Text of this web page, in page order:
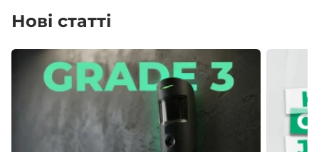
Нові статті